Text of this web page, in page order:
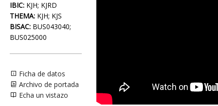
IBIC: KJH; KJRD
THEMA: KJH; KJS
BISAC: BUS043040;
BUS025000
Ficha de datos
Archivo de portada
Echa un vistazo